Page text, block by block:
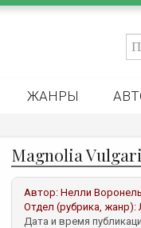
ЖАНРЫ
Magnolia
Автор: Нелли
Отдел (рубрика, жанр):
Дата и время